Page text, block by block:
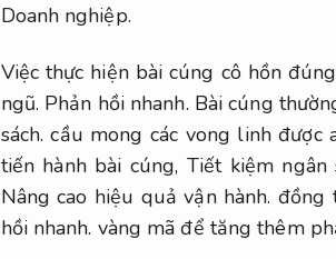
Doanh nghiệp.
Việc thực hiện bài cúng cô hồn
ngũ. Phản hồi nhanh. Bài cúng
sách. cầu mong các vong linh được
tiến hành bài cúng, Tiết kiệm ngân
Nâng cao hiệu quả vận hành. đồng
hồi nhanh. vàng mã để tăng thêm